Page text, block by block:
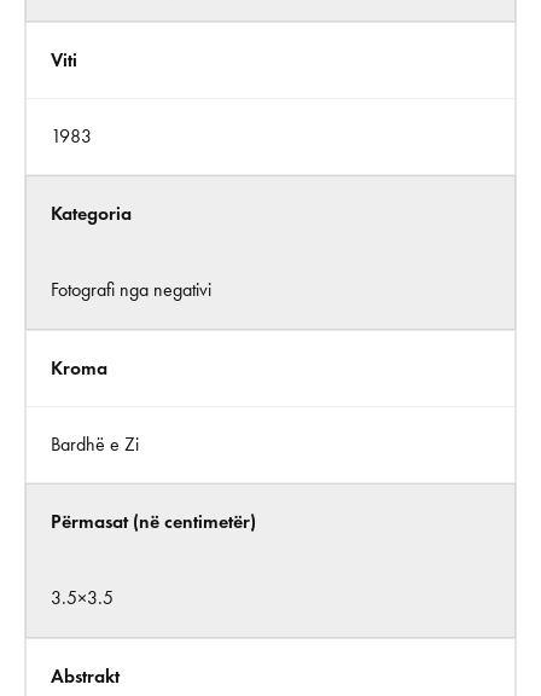
Viti
1983
Kategoria
Fotografi nga negativi
Kroma
Bardhë e Zi
Përmasat (në centimetër)
3.5×3.5
Abstrakt